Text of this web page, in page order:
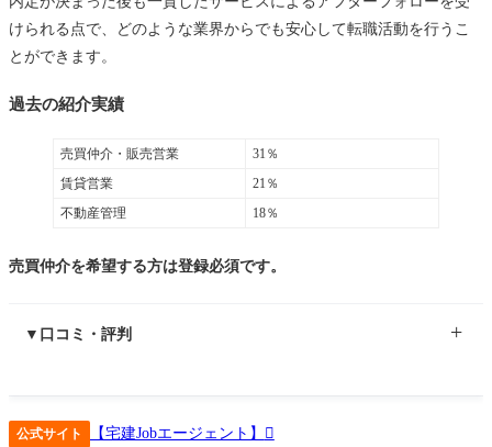
けられる点で、どのような業界からでも安心して転職活動を行うこ
とができます。
過去の紹介実績
売買仲介・販売営業 31％
賃貸営業 21％
不動産管理 18％
売買仲介を希望する方は登録必須です。
▼口コミ・評判
じてしまい、実際にはネットも、リアルな売買事業も展開して
公式サイト 【宅建Jobエージェント】